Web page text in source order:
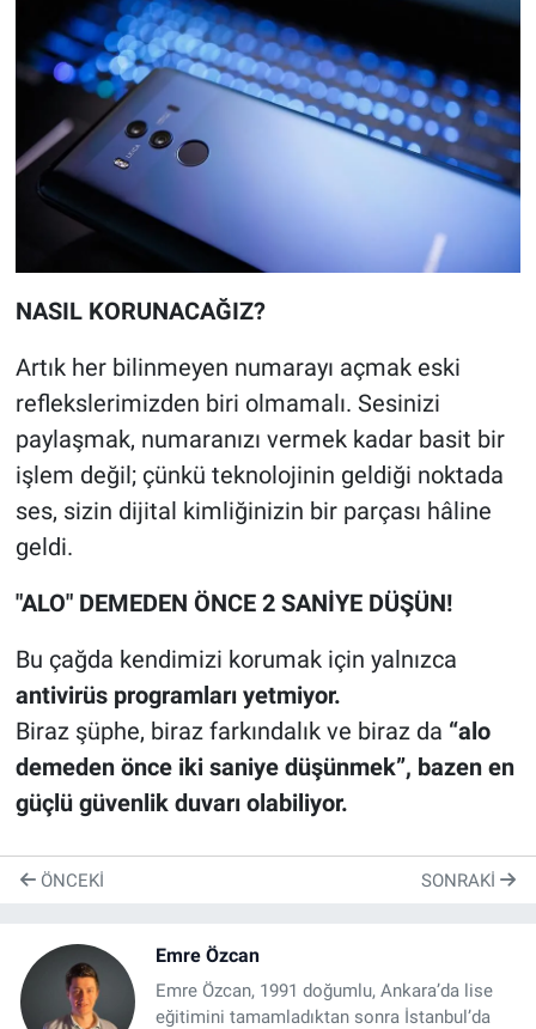
NASIL KORUNACAĞIZ?
Artık her bilinmeyen numarayı açmak eski
reflekslerimizden biri olmamalı. Sesinizi
paylaşmak, numaranızı vermek kadar basit bir
işlem değil; çünkü teknolojinin geldiği noktada
ses, sizin dijital kimliğinizin bir parçası hâline
geldi.
"ALO" DEMEDEN ÖNCE 2 SANİYE DÜŞÜN!
Bu çağda kendimizi korumak için yalnızca
antivirüs programları yetmiyor.
Biraz şüphe, biraz farkındalık ve biraz da “alo
demeden önce iki saniye düşünmek”, bazen en
güçlü güvenlik duvarı olabiliyor.
ÖNCEKI SONRAKI
Emre Özcan
Emre Özcan, 1991 doğumlu, Ankara’da lise
eğitimini tamamladıktan sonra İstanbul’da